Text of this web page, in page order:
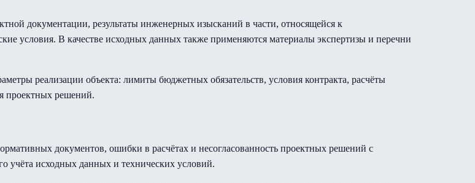
документации, результаты инженерных изысканий в части, относящейся к
условия. В качестве исходных данных также применяются материалы экспертизы и перечни
реализации объекта: лимиты бюджетных обязательств, условия контракта, расчёты
проектных решений.
документов, ошибки в расчётах и несогласованность проектных решений с
учёта исходных данных и технических условий.